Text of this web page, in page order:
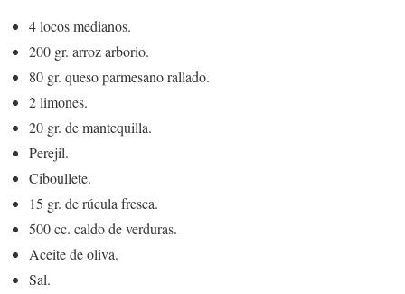
4 locos medianos.
200 gr. arroz arborio.
80 gr. queso parmesano rallado.
2 limones.
20 gr. de mantequilla.
Perejil.
Ciboullete.
15 gr. de rúcula fresca.
500 cc. caldo de verduras.
Aceite de oliva.
Sal.